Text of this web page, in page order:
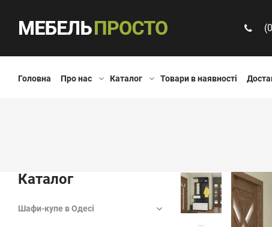
Головна Про нас Каталог Товари в наявності
Каталог
Шафи-купе в Одесі